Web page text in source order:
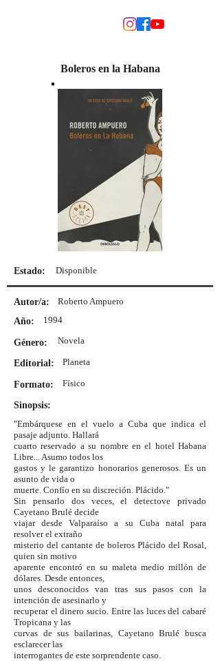
Boleros en la Habana
Estado: Disponible
Autor/a:
Roberto Ampuero
Año:
1994
Género: Novela
Planeta
Editorial:
Formato: Físico
Sinopsis:
"Embárquese en el vuelo a Cuba que indica el
pasaje adjunto. Hallará
cuarto reservado a su nombre en el hotel Habana
Libre... Asumo todos los
gastos y le garantizo honorarios generosos. Es un
asunto de vida o
muerte. Confío en su discreción. Plácido."
Sin pensarlo dos veces, el detectove privado
Cayetano Brulé decide
viajar desde Valparaíso a su Cuba natal para
resolver el extraño
misterio del cantante de boleros Plácido del Rosal,
quien sin motivo
aparente encontró en su maleta medio millón de
dólares. Desde entonces,
unos desconocidos van tras sus pasos con la
intención de asesinarlo y
recuperar el dinero sucio. Entre las luces del cabaré
Tropicana y las
curvas de sus bailarinas, Cayetano Brulé busca
esclarecer las
interrogantes de este sorprendente caso.